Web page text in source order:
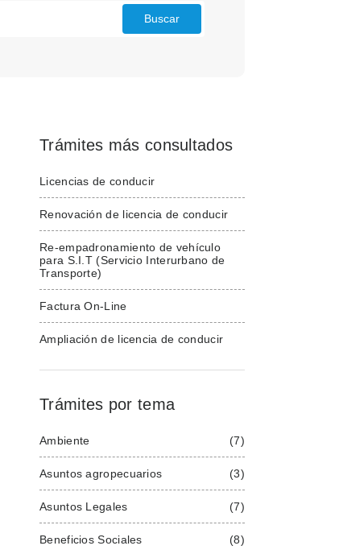
Buscar
Trámites más consultados
Licencias de conducir
Renovación de licencia de conducir
Re-empadronamiento de vehículo
para S.I.T (Servicio Interurbano de
Transporte)
Factura On-Line
Ampliación de licencia de conducir
Trámites por tema
Ambiente (7)
Asuntos agropecuarios (3)
Asuntos Legales (7)
Beneficios Sociales (8)